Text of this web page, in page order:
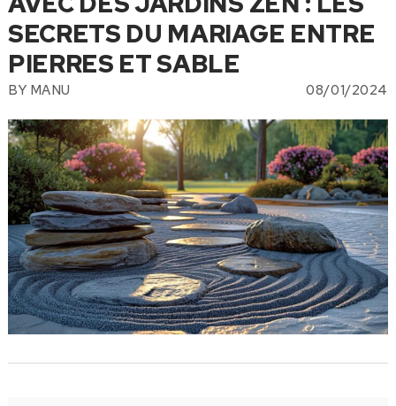
SECRETS DU MARIAGE ENTRE
PIERRES ET SABLE
BY MANU 08/01/2024